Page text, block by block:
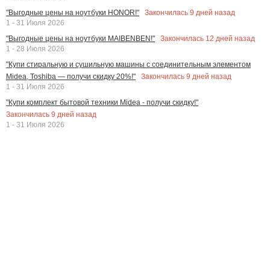
"Выгодные цены на ноутбуки HONOR!"
Закончилась 9 дней назад
1 - 31 Июля 2026
"Выгодные цены на ноутбуки MAIBENBEN!"
Закончилась 12 дней назад
1 - 28 Июля 2026
"Купи стиральную и сушильную машины с соединительным элементом
Midea, Toshiba — получи скидку 20%!"
Закончилась 9 дней назад
1 - 31 Июля 2026
"Купи комплект бытовой техники Midea - получи скидку!"
Закончилась 9 дней назад
1 - 31 Июля 2026